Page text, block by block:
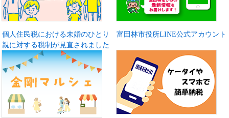
個人住民税における未婚のひとり
親に対する税制が見直されました
富田林市役所LINE公式アカウント